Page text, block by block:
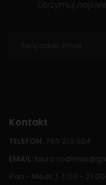
Kontakt
TELEFON:
EMAIL: